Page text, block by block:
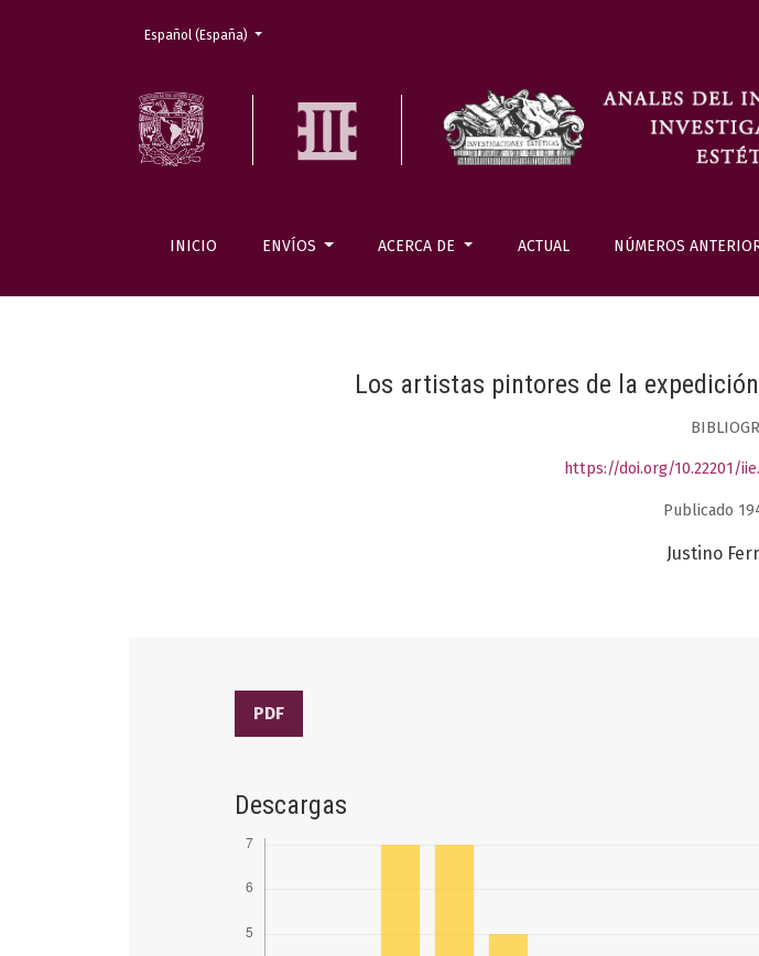
INICIO ENVÍOS ACERCA DE ACTUAL NÚMEROS
Cambiar el idioma. El actual es:
Español (España)
Los artistas pintores de la
https://doi.org/10.22201/
Publicado
Justino
PDF
Descargas